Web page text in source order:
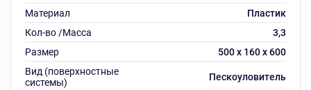
Материал
Пластик
Кол-во /Масса
3,3
Размер
500 х 160 х 600
Вид (поверхностные
системы)
Пескоуловитель